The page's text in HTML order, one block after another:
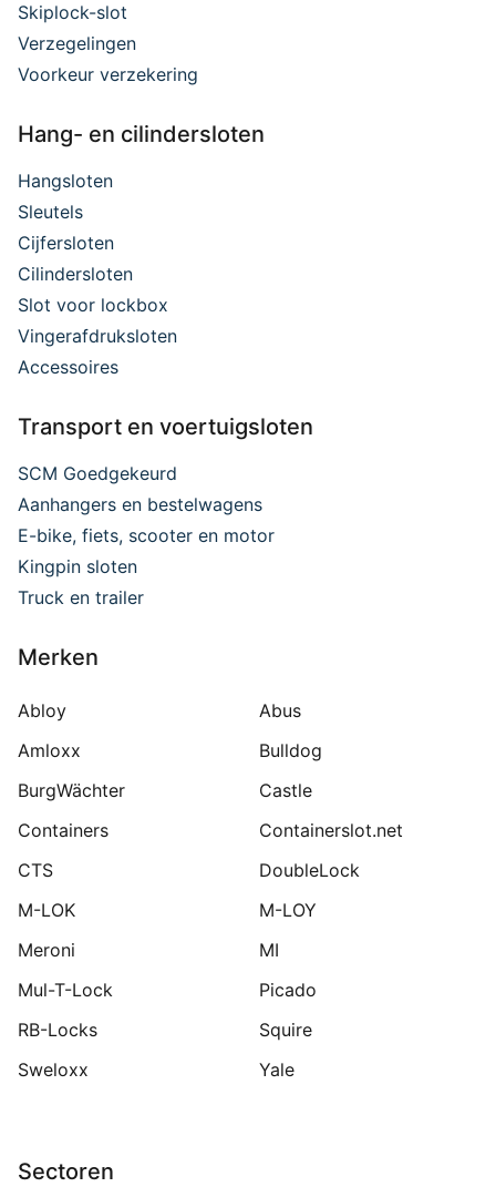
Skiplock-slot
Verzegelingen
Voorkeur verzekering
Hang- en cilindersloten
Hangsloten
Sleutels
Cijfersloten
Cilindersloten
Slot voor lockbox
Vingerafdruksloten
Accessoires
Transport en voertuigsloten
SCM Goedgekeurd
Aanhangers en bestelwagens
E-bike, fiets, scooter en motor
Kingpin sloten
Truck en trailer
Merken
Abloy
Abus
Amloxx
Bulldog
BurgWächter
Castle
Containers
Containerslot.net
CTS
DoubleLock
M-LOK
M-LOY
Meroni
MI
Mul-T-Lock
Picado
RB-Locks
Squire
Sweloxx
Yale
Sectoren